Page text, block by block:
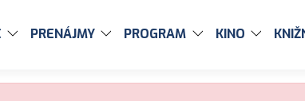
PRENÁJMY PROGRAM KINO